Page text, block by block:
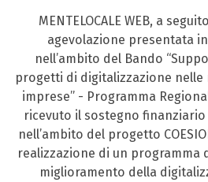
MENTELOCALE WEB, a
agevolazione presentata
nell’ambito del Bando
progetti di digitalizzazione nelle
imprese” - Programma
ricevuto il sostegno finanziario
nell’ambito del progetto
realizzazione di un programma
miglioramento della